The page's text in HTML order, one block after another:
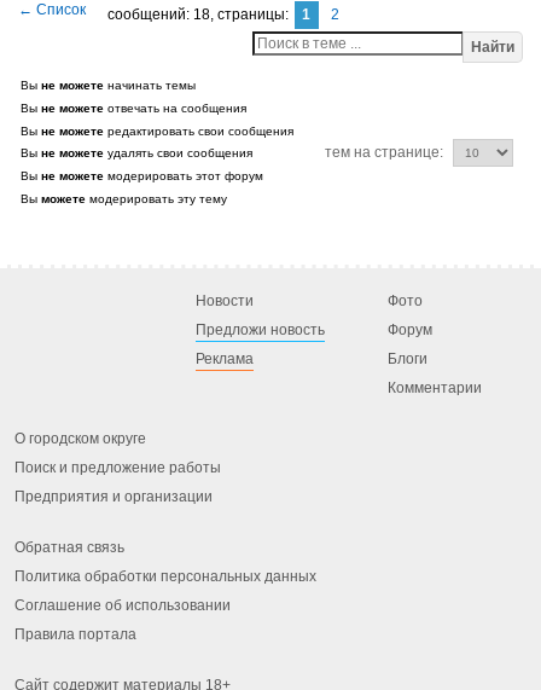
сообщений: 18, страницы: 1
2
Найти
Вы не можете начинать темы
Вы не можете отвечать на сообщения
Вы не можете редактировать свои сообщения
Вы не можете удалять свои сообщения
Вы не можете модерировать этот форум
Вы можете модерировать эту тему
тем на странице:
Новости
Предложи новость
Реклама
Фото
Форум
Блоги
Комментарии
О городском округе
Поиск и предложение работы
Предприятия и организации
Обратная связь
Политика обработки персональных данных
Соглашение об использовании
Правила портала